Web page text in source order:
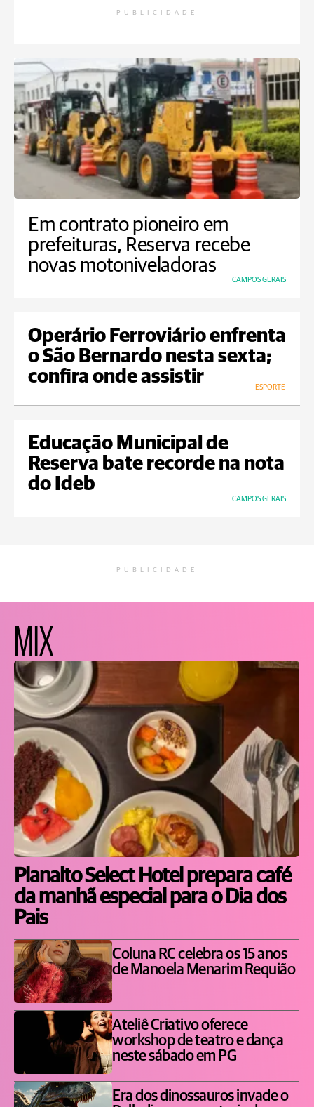
PUBLICIDADE
Em contrato pioneiro em
prefeituras, Reserva recebe
novas motoniveladoras
CAMPOS GERAIS
Operário Ferroviário enfrenta
o São Bernardo nesta sexta;
confira onde assistir
ESPORTE
Educação Municipal de
Reserva bate recorde na nota
do Ideb
CAMPOS GERAIS
PUBLICIDADE
MIX
Planalto Select Hotel prepara café
da manhã especial para o Dia dos
Pais
Coluna RC celebra os 15 anos
de Manoela Menarim Requião
Ateliê Criativo oferece
workshop de teatro e dança
neste sábado em PG
Era dos dinossauros invade o